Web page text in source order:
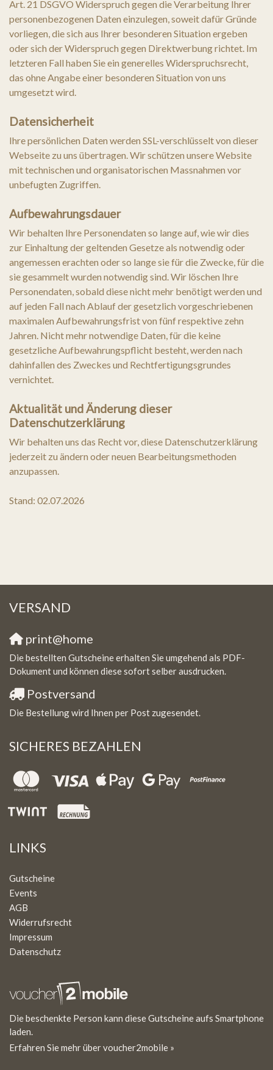
Art. 21 DSGVO Widerspruch gegen die Verarbeitung Ihrer
personenbezogenen Daten einzulegen, soweit dafür Gründe
vorliegen, die sich aus Ihrer besonderen Situation ergeben
oder sich der Widerspruch gegen Direktwerbung richtet. Im
letzteren Fall haben Sie ein generelles Widerspruchsrecht,
das ohne Angabe einer besonderen Situation von uns
umgesetzt wird.
Datensicherheit
Ihre persönlichen Daten werden SSL-verschlüsselt von dieser
Webseite zu uns übertragen. Wir schützen unsere Website
mit technischen und organisatorischen Massnahmen vor
unbefugten Zugriffen.
Aufbewahrungsdauer
Wir behalten Ihre Personendaten so lange auf, wie wir dies
zur Einhaltung der geltenden Gesetze als notwendig oder
angemessen erachten oder so lange sie für die Zwecke, für die
sie gesammelt wurden notwendig sind. Wir löschen Ihre
Personendaten, sobald diese nicht mehr benötigt werden und
auf jeden Fall nach Ablauf der gesetzlich vorgeschriebenen
maximalen Aufbewahrungsfrist von fünf respektive zehn
Jahren. Nicht mehr notwendige Daten, für die keine
gesetzliche Aufbewahrungspflicht besteht, werden nach
dahinfallen des Zweckes und Rechtfertigungsgrundes
vernichtet.
Aktualität und Änderung dieser
Datenschutzerklärung
Wir behalten uns das Recht vor, diese Datenschutzerklärung
jederzeit zu ändern oder neuen Bearbeitungsmethoden
anzupassen.
Stand: 02.07.2026
VERSAND
print@home
Die bestellten Gutscheine erhalten Sie umgehend als PDF-
Dokument und können diese sofort selber ausdrucken.
Postversand
Die Bestellung wird Ihnen per Post zugesendet.
SICHERES BEZAHLEN
LINKS
Gutscheine
Events
AGB
Widerrufsrecht
Impressum
Datenschutz
Die beschenkte Person kann diese Gutscheine aufs Smartphone
laden.
Erfahren Sie mehr über voucher2mobile »